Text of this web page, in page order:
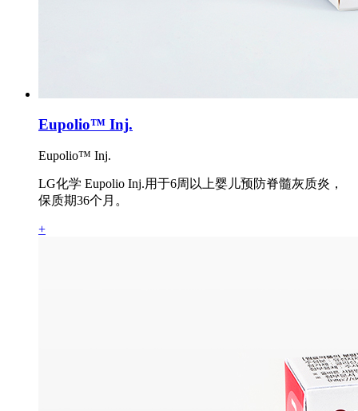
Eupolio™ Inj.
Eupolio™ Inj.
LG化学 Eupolio Inj.用于6周以上婴儿预防脊髓灰质炎，
保质期36个月。
+